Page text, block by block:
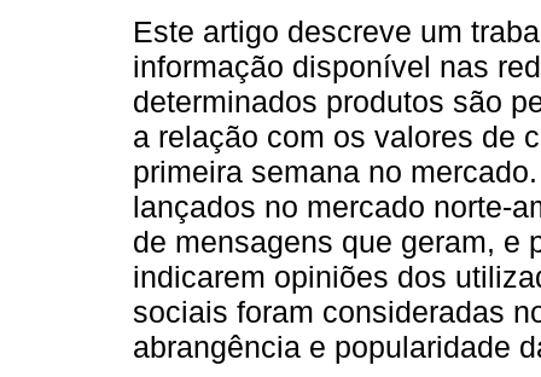
Este artigo descreve um
informação disponível nas
determinados produtos são
a relação com os valores de
primeira semana no
lançados no mercado norte-
de mensagens que geram, e
indicarem opiniões dos
sociais foram consideradas
abrangência e popularidade